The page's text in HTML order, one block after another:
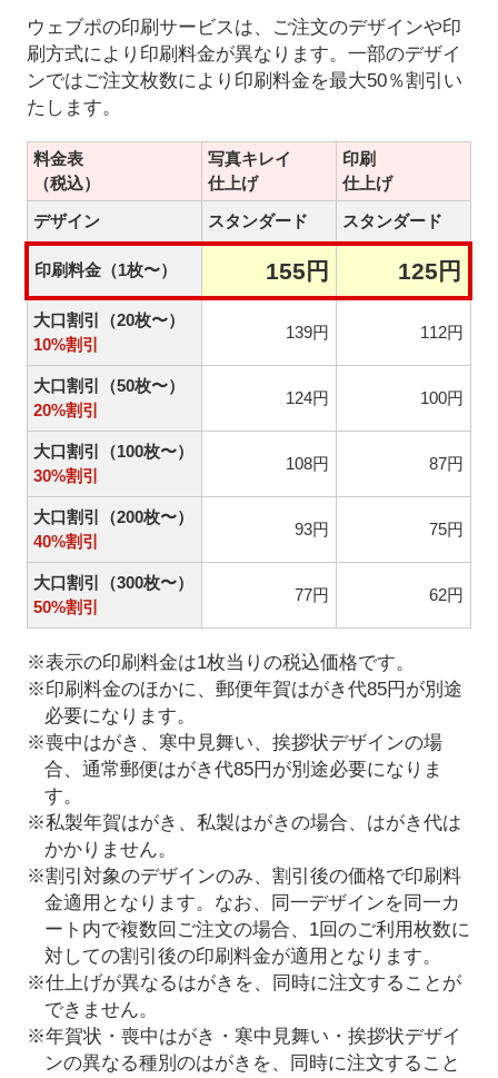
ウェブポの印刷サービスは、ご注文のデザインや印
刷方式により印刷料金が異なります。一部のデザイ
ンではご注文枚数により印刷料金を最大50％割引い
たします。
料金表
（税込）
写真キレイ
仕上げ
印刷
仕上げ
デザイン
スタンダード スタンダード
印刷料金（1枚〜） 155円 125円
大口割引（20枚〜）
10%割引
139円 112円
大口割引（50枚〜）
20%割引
124円 100円
大口割引（100枚〜）
30%割引
108円 87円
大口割引（200枚〜）
40%割引
93円 75円
大口割引（300枚〜）
50%割引
77円 62円
※表示の印刷料金は1枚当りの税込価格です。
※印刷料金のほかに、郵便年賀はがき代85円が別途
必要になります。
※喪中はがき、寒中見舞い、挨拶状デザインの場
合、通常郵便はがき代85円が別途必要になりま
す。
※私製年賀はがき、私製はがきの場合、はがき代は
かかりません。
※割引対象のデザインのみ、割引後の価格で印刷料
金適用となります。なお、同一デザインを同一カ
ート内で複数回ご注文の場合、1回のご利用枚数に
対しての割引後の印刷料金が適用となります。
※仕上げが異なるはがきを、同時に注文することが
できません。
※年賀状・喪中はがき・寒中見舞い・挨拶状デザイ
ンの異なる種別のはがきを、同時に注文すること